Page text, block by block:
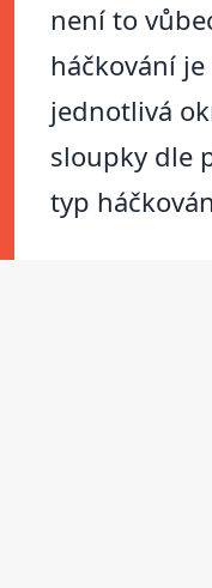
není to
háčkování
jednotlivá
sloupky dle
typ